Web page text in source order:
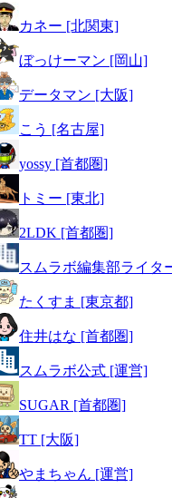
カネー [北関東]
ぼっけーマン [岡山]
データマン [大阪]
こう [名古屋]
yossy [首都圏]
トミー [東北]
2LDK [首都圏]
スムラボ編集部ライタ
たくすま [東京都]
住井はな [首都圏]
スムラボ公式 [運営]
SUGAR [首都圏]
TT [大阪]
やまちゃん [運営]